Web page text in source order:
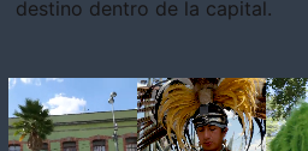
destino dentro de la capital.